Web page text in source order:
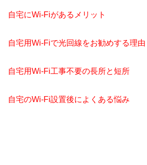
自宅にWi-Fiがあるメリット
自宅用Wi-Fiで光回線をお勧めする理由
自宅用Wi-Fi工事不要の長所と短所
自宅のWi-Fi設置後によくある悩み